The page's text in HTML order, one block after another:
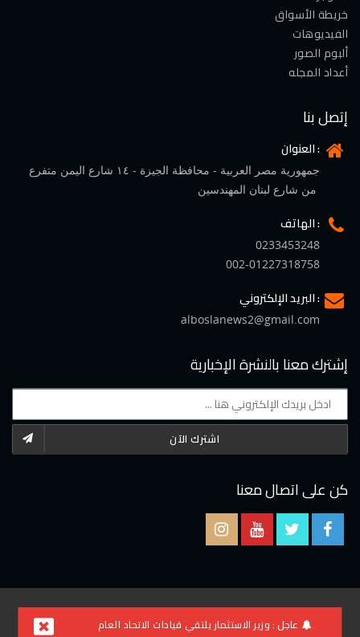
عاجل :وزير الاستثمار يلتقي قيادات الاتحاد العام
خريطة الأسواق
الفيديوهات
ألبوم الصور
أعداد المجله
إتصل بنا
العنوان :
جمهورية مصر العربية - محافظة الجيزة - ١٤ شارع اليمن متفرع
الهاتف :
0233453248
002-01227318758
البريد الإلكتروني :
alboslanews2@gmail.com
إشترك معنا بالنشرة الإخبارية
اشترك الآن
كن على اتصال معنا
2021 © جميع الحقوق محفوظة لموقع البوصلة